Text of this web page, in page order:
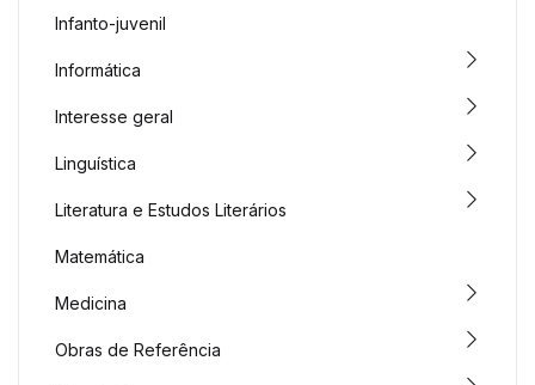
Infanto-juvenil
Informática
Interesse geral
Linguística
Literatura e Estudos Literários
Matemática
Medicina
Obras de Referência